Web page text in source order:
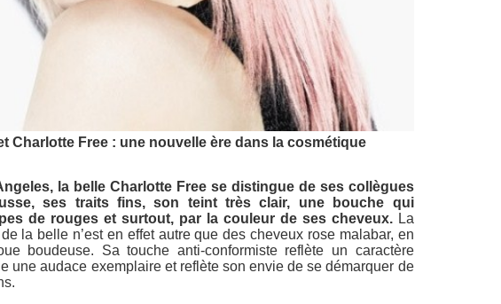
Charlotte Free : une nouvelle ère dans la cosmétique
la belle Charlotte Free se distingue de ses collègues
ses traits fins, son teint très clair, une bouche qui
de rouges et surtout, par la couleur de ses cheveux.La
la belle n’est en effet autre que des cheveux rose malabar, en
boudeuse. Sa touche anti-conformiste reflète un caractère
une audace exemplaire et reflète son envie de se démarquer de